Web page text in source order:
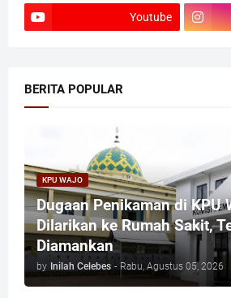
Youtube
BERITA POPULAR
KPU WAJO
Dugaan Penikaman di KPU
Dilarikan ke Rumah Sakit,
Diamankan
by Inilah Celebes - Rabu, Agustus 05, 2026